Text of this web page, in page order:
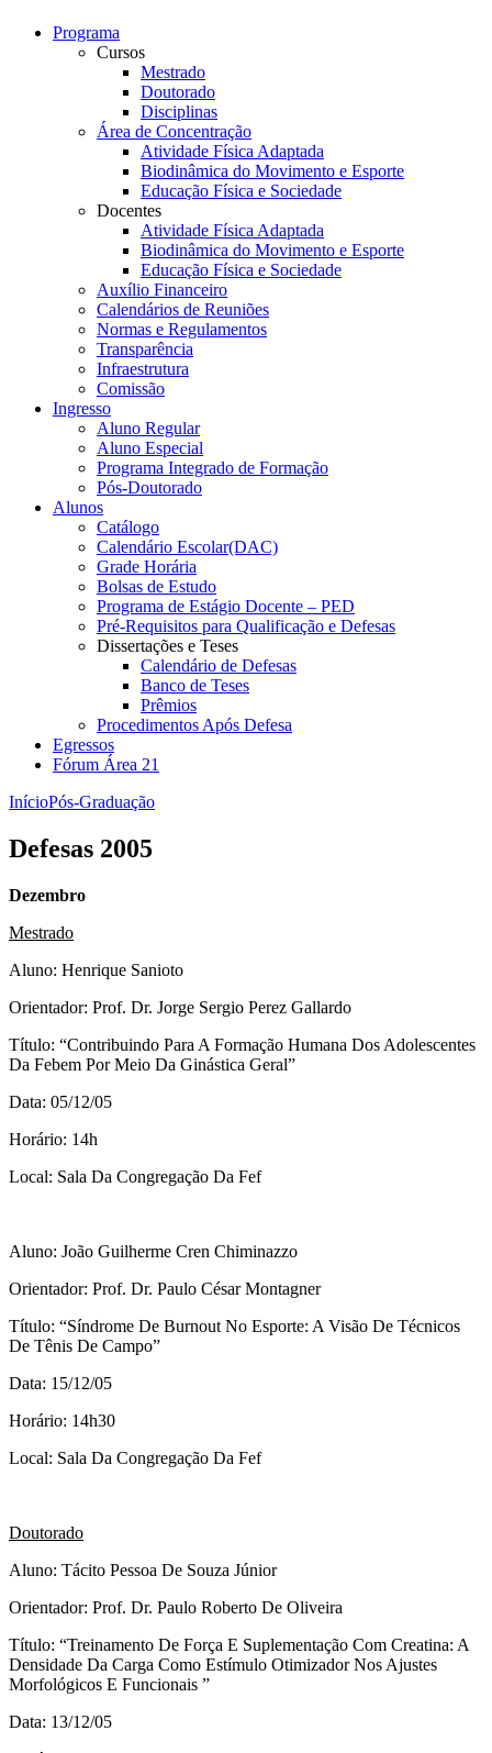
Programa
Cursos
Mestrado
Doutorado
Disciplinas
Área de Concentração
Atividade Física Adaptada
Biodinâmica do Movimento e Esporte
Educação Física e Sociedade
Docentes
Atividade Física Adaptada
Biodinâmica do Movimento e Esporte
Educação Física e Sociedade
Auxílio Financeiro
Calendários de Reuniões
Normas e Regulamentos
Transparência
Infraestrutura
Comissão
Ingresso
Aluno Regular
Aluno Especial
Programa Integrado de Formação
Pós-Doutorado
Alunos
Catálogo
Calendário Escolar(DAC)
Grade Horária
Bolsas de Estudo
Programa de Estágio Docente – PED
Pré-Requisitos para Qualificação e Defesas
Dissertações e Teses
Calendário de Defesas
Banco de Teses
Prêmios
Procedimentos Após Defesa
Egressos
Fórum Área 21
InícioPós-Graduação
Defesas 2005
Dezembro
Mestrado
Aluno: Henrique Sanioto
Orientador: Prof. Dr. Jorge Sergio Perez Gallardo
Título: “Contribuindo Para A Formação Humana Dos Adolescentes
Da Febem Por Meio Da Ginástica Geral”
Data: 05/12/05
Horário: 14h
Local: Sala Da Congregação Da Fef
Aluno: João Guilherme Cren Chiminazzo
Orientador: Prof. Dr. Paulo César Montagner
Título: “Síndrome De Burnout No Esporte: A Visão De Técnicos
De Tênis De Campo”
Data: 15/12/05
Horário: 14h30
Local: Sala Da Congregação Da Fef
Doutorado
Aluno: Tácito Pessoa De Souza Júnior
Orientador: Prof. Dr. Paulo Roberto De Oliveira
Título: “Treinamento De Força E Suplementação Com Creatina: A
Densidade Da Carga Como Estímulo Otimizador Nos Ajustes
Morfológicos E Funcionais ”
Data: 13/12/05